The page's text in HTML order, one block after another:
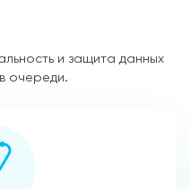
и защита данных
очереди.